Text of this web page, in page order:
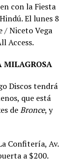
con la Fiesta
El lunes 8
/ Niceto Vega
Access.
MILAGROSA
Discos tendrá
que está
deBronce, y
Confitería, Av.
a $200.